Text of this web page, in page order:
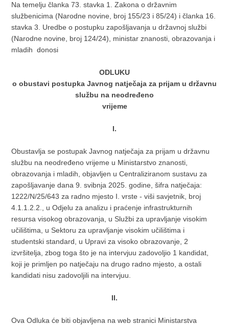
Na temelju članka 73. stavka 1. Zakona o državnim
službenicima (Narodne novine, broj 155/23 i 85/24) i članka 16.
stavka 3. Uredbe o postupku zapošljavanja u državnoj službi
(Narodne novine, broj 124/24), ministar znanosti, obrazovanja i
mladih donosi
ODLUKU
o obustavi postupka Javnog natječaja za prijam u državnu
službu na neodređeno
vrijeme
I.
Obustavlja se postupak Javnog natječaja za prijam u državnu
službu na neodređeno vrijeme u Ministarstvo znanosti,
obrazovanja i mladih, objavljen u Centraliziranom sustavu za
zapošljavanje dana 9. svibnja 2025. godine, šifra natječaja:
1222/N/25/643 za radno mjesto I. vrste - viši savjetnik, broj
4.1.1.2.2., u Odjelu za analizu i praćenje infrastrukturnih
resursa visokog obrazovanja, u Službi za upravljanje visokim
učilištima, u Sektoru za upravljanje visokim učilištima i
studentski standard, u Upravi za visoko obrazovanje, 2
izvršitelja, zbog toga što je na intervjuu zadovoljio 1 kandidat,
koji je primljen po natječaju na drugo radno mjesto, a ostali
kandidati nisu zadovoljili na intervjuu.
II.
Ova Odluka će biti objavljena na web stranici Ministarstva